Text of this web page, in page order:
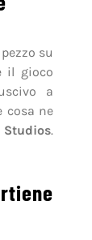
su
il gioco
a
cosa ne
.